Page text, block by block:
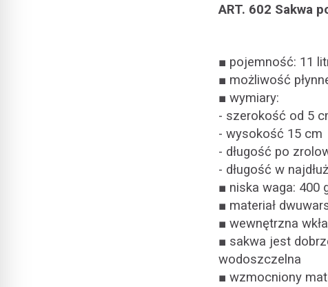
ART. 602 Sakwa
■ pojemność: 11
■ możliwość
■ wymiary:
- szerokość od 5
- wysokość 15 cm
- długość po
- długość w
■ niska waga: 400
■ materiał
■ wewnętrzna
■ sakwa jest
wodoszczelna
■ wzmocniony